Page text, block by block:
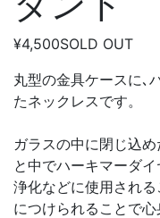
¥4,500SOLD OUT
丸型の金具ケースに､
たネックレスです。
ガラスの中に閉じ込
と中でハーキマーダ
浄化などに使用され
につけられることで心